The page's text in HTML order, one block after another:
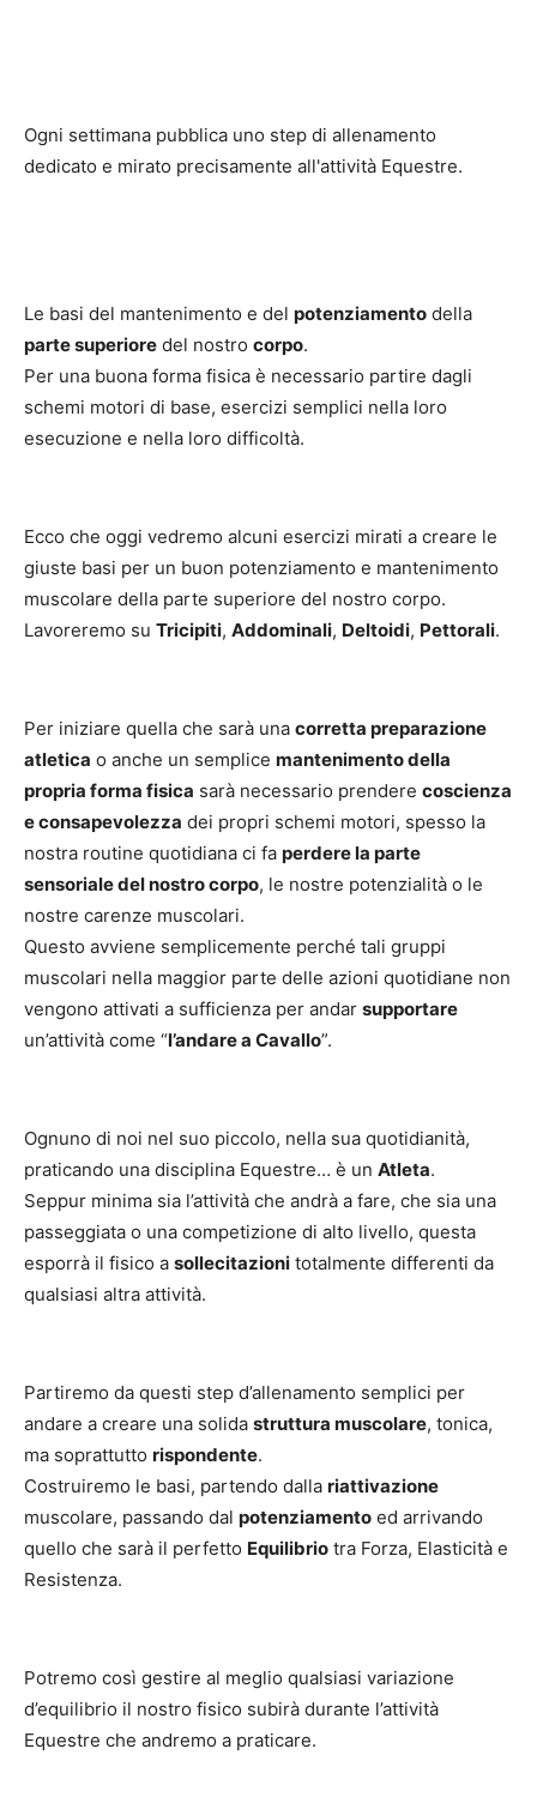
Ogni settimana pubblica uno step di allenamento
dedicato e mirato precisamente all'attività Equestre.
Le basi del mantenimento e del potenziamento della
parte superiore del nostro corpo.
Per una buona forma fisica è necessario partire dagli
schemi motori di base, esercizi semplici nella loro
esecuzione e nella loro difficoltà.
Ecco che oggi vedremo alcuni esercizi mirati a creare le
giuste basi per un buon potenziamento e mantenimento
muscolare della parte superiore del nostro corpo.
Lavoreremo su Tricipiti, Addominali, Deltoidi, Pettorali.
Per iniziare quella che sarà una corretta preparazione
atletica o anche un semplice mantenimento della
propria forma fisica sarà necessario prendere coscienza
e consapevolezza dei propri schemi motori, spesso la
nostra routine quotidiana ci fa perdere la parte
sensoriale del nostro corpo, le nostre potenzialità o le
nostre carenze muscolari.
Questo avviene semplicemente perché tali gruppi
muscolari nella maggior parte delle azioni quotidiane non
vengono attivati a sufficienza per andar supportare
un’attività come “l’andare a Cavallo”.
Ognuno di noi nel suo piccolo, nella sua quotidianità,
praticando una disciplina Equestre… è un Atleta.
Seppur minima sia l’attività che andrà a fare, che sia una
passeggiata o una competizione di alto livello, questa
esporrà il fisico a sollecitazioni totalmente differenti da
qualsiasi altra attività.
Partiremo da questi step d’allenamento semplici per
andare a creare una solida struttura muscolare, tonica,
ma soprattutto rispondente.
Costruiremo le basi, partendo dalla riattivazione
muscolare, passando dal potenziamento ed arrivando
quello che sarà il perfetto Equilibrio tra Forza, Elasticità e
Resistenza.
Potremo così gestire al meglio qualsiasi variazione
d’equilibrio il nostro fisico subirà durante l’attività
Equestre che andremo a praticare.